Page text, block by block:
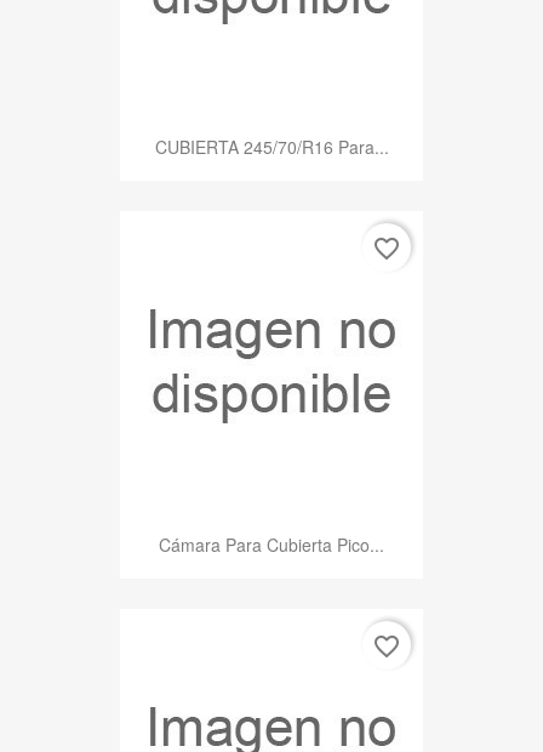
CUBIERTA 245/70/R16 Para...
Cámara Para Cubierta Pico...
favorite_border
favorite_border